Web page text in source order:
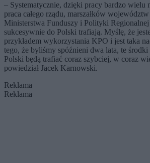
– Systematycznie, dzięki pracy bardzo wielu
praca całego rządu, marszałków
Ministerstwa Funduszy i Polityki Regionalnej
sukcesywnie do Polski trafiają. Myślę, że
przykładem wykorzystania KPO i jest taka
tego, że byliśmy spóźnieni dwa lata, te
Polski będą trafiać coraz szybciej, w coraz
powiedział Jacek Karnowski.
Reklama
Reklama